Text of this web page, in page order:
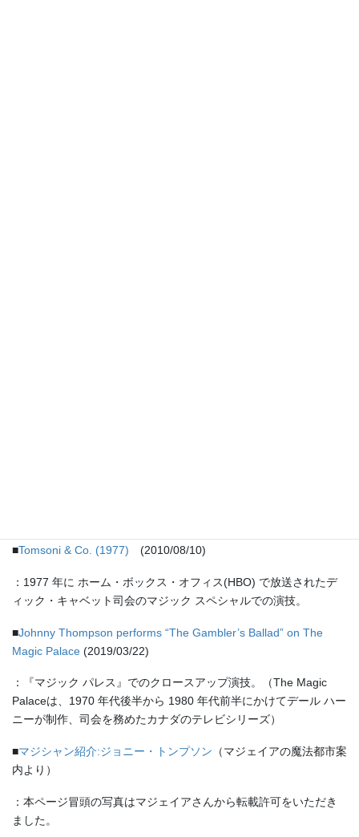
■Tomsoni & Co. (1977) (2010/08/10)
：1977 年に ホーム・ボックス・オフィス(HBO) で放送されたデ
ィック・キャベット司会のマジック スペシャルでの演技。
■Johnny Thompson performs “The Gambler’s Ballad” on The
Magic Palace (2019/03/22)
：『マジック パレス』でのクロースアップ演技。（The Magic
Palaceは、1970 年代後半から 1980 年代前半にかけてデール ハー
ニーが制作、司会を務めたカナダのテレビシリーズ）
■マジシャン紹介:ジョニー・トンプソン （マジェイアの魔法都市案
内より）
：本ページ冒頭の写真はマジェイアさんから転載許可をいただき
ました。